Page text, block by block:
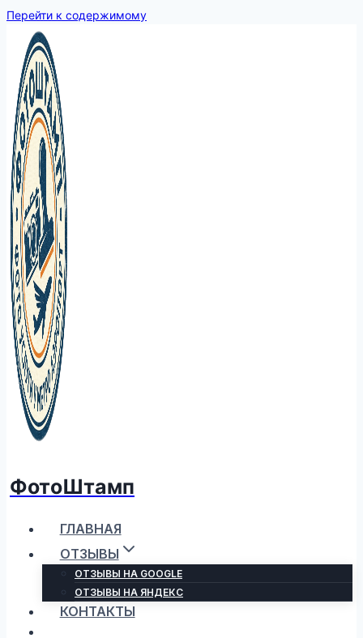
Перейти к содержимому
ФотоШтамп
ГЛАВНАЯ
ОТЗЫВЫ
ОТЗЫВЫ НА GOOGLE
ОТЗЫВЫ НА ЯНДЕКС
КОНТАКТЫ